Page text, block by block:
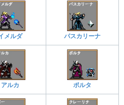
メルダ パスカリーナ
アルカ ポルタ